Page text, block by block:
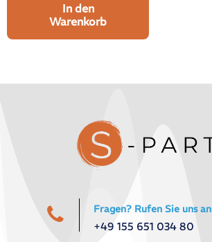
In den
Warenkorb
Fragen? Rufen Sie uns an
+49 155 651 034 80